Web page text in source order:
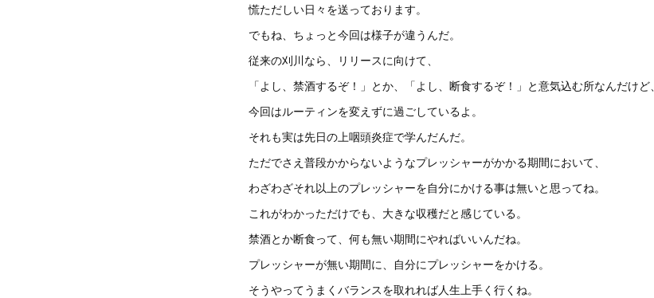
慌ただしい日々を送っております。
でもね、ちょっと今回は様子が違うんだ。
従来の刈川なら、リリースに向けて、
「よし、禁酒するぞ！」とか、「よし、断食するぞ！」と意気込む所なんだけど、
今回はルーティンを変えずに過ごしているよ。
それも実は先日の上咽頭炎症で学んだんだ。
ただでさえ普段かからないようなプレッシャーがかかる期間において、
わざわざそれ以上のプレッシャーを自分にかける事は無いと思ってね。
これがわかっただけでも、大きな収穫だと感じている。
禁酒とか断食って、何も無い期間にやればいいんだね。
プレッシャーが無い期間に、自分にプレッシャーをかける。
そうやってうまくバランスを取れれば人生上手く行くね。